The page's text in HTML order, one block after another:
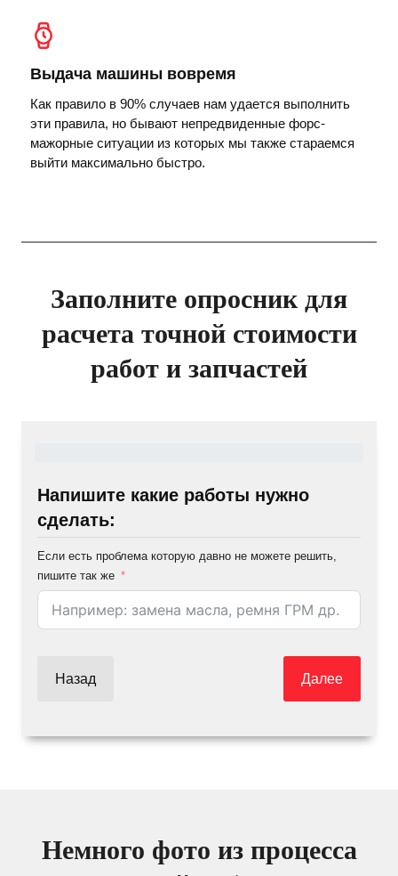
Выдача машины вовремя
Как правило в 90% случаев нам удается выполнить
эти правила, но бывают непредвиденные форс-
мажорные ситуации из которых мы также стараемся
выйти максимально быстро.
Заполните опросник для
расчета точной стоимости
работ и запчастей
Напишите какие работы нужно
сделать:
Если есть проблема которую давно не можете решить,
пишите так же
Назад Далее
Немного фото из процесса